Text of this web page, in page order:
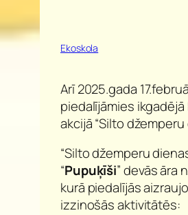
Ekoskola
Arī 2025.gada
piedalījāmies ikgadējā
akcijā “Silto džemperu
“Silto džemperu
“Pupuķīši” devās āra
kurā piedalījās
izzinošās aktivitātēs: